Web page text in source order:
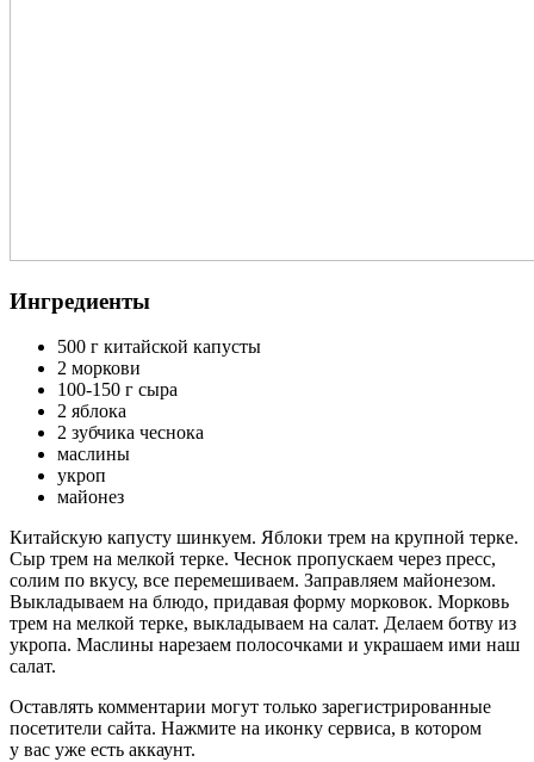
Ингредиенты
500 г китайской капусты
2 моркови
100-150 г сыра
2 яблока
2 зубчика чеснока
маслины
укроп
майонез
Китайскую капусту шинкуем. Яблоки трем на крупной терке.
Сыр трем на мелкой терке. Чеснок пропускаем через пресс,
солим по вкусу, все перемешиваем. Заправляем майонезом.
Выкладываем на блюдо, придавая форму морковок. Морковь
трем на мелкой терке, выкладываем на салат. Делаем ботву из
укропа. Маслины нарезаем полосочками и украшаем ими наш
салат.
Оставлять комментарии могут только зарегистрированные
посетители сайта. Нажмите на иконку сервиса, в котором
у вас уже есть аккаунт.